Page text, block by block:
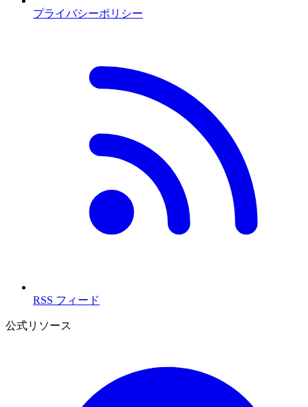
プライバシーポリシー
RSS フィード
公式リソース